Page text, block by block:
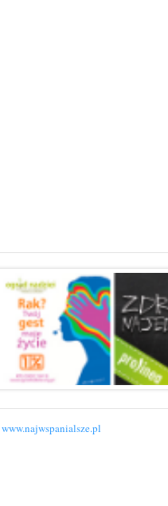
www.najwspanialsze.pl